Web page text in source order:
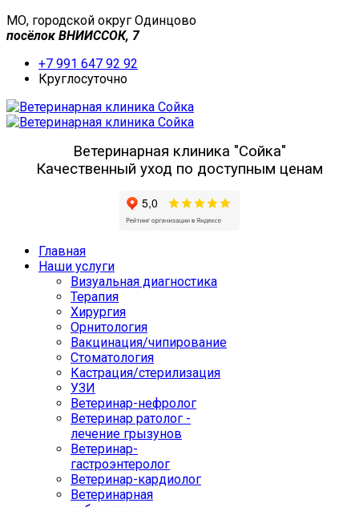
МО, городской округ Одинцово
посёлок ВНИИССОК, 7
+7 991 647 92 92
Круглосуточно
Ветеринарная клиника "Сойка"
Качественный уход по доступным ценам
Главная
Наши услуги
Визуальная диагностика
Терапия
Хирургия
Орнитология
Вакцинация/чипирование
Стоматология
Кастрация/стерилизация
УЗИ
Ветеринар-нефролог
Ветеринар ратолог -
лечение грызунов
Ветеринар-
гастроэнтеролог
Ветеринар-кардиолог
Ветеринарная